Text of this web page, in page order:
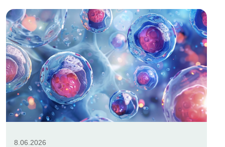
8.06.2026